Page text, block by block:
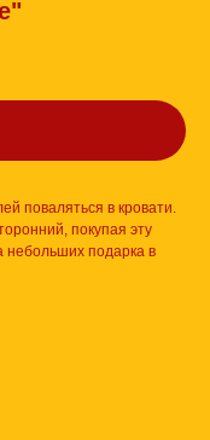
поваляться в кровати.
покупая эту
небольших подарка в